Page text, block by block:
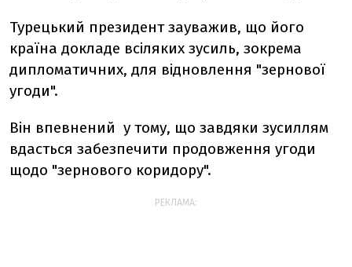
Турецький президент зауважив, що його
країна докладе всіляких зусиль, зокрема
дипломатичних, для відновлення "зернової
угоди".
Він впевнений у тому, що завдяки зусиллям
вдасться забезпечити продовження угоди
щодо "зернового коридору".
РЕКЛАМА: